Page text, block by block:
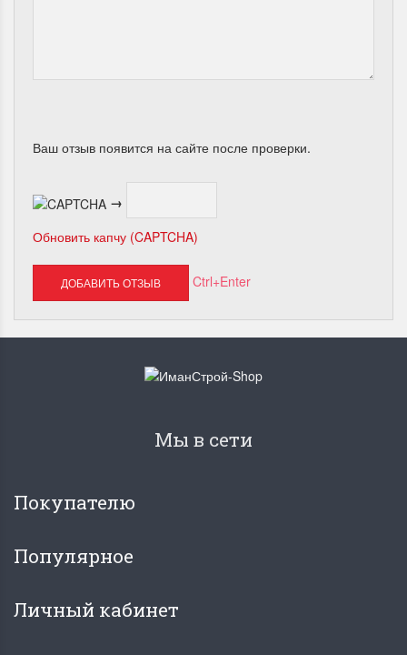
Ваш отзыв появится на сайте после проверки.
→
Обновить капчу (CAPTCHA)
Ctrl+Enter
Мы в сети
Покупателю
Популярное
Личный кабинет